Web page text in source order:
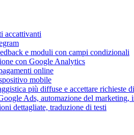
accattivanti
e moduli con campi condizionali
con Google Analytics
online
mobile
più diffuse e accettare richieste
Ads, automazione del
dettagliate, traduzione di testi